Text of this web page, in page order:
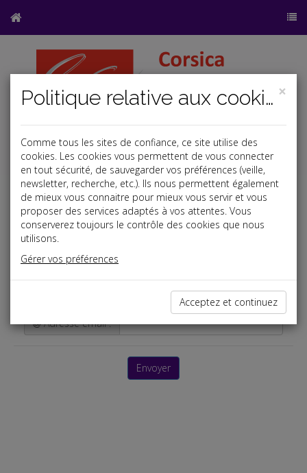
a
adresse e-mail et nous vous enverrons vos identifiants.
Adresse email :
×
Politique relative aux cookies
Comme tous les sites de confiance, ce site utilise des
cookies. Les cookies vous permettent de vous connecter
en tout sécurité, de sauvegarder vos préférences (veille,
newsletter, recherche, etc.). Ils nous permettent également
de mieux vous connaitre pour mieux vous servir et vous
proposer des services adaptés à vos attentes. Vous
conserverez toujours le contrôle des cookies que nous
utilisons.
Gérer vos préférences
Acceptez et continuez